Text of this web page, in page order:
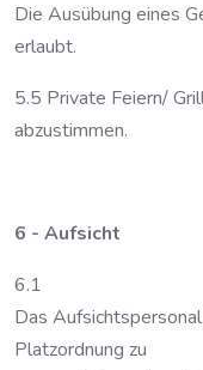
Die Ausübung eines
erlaubt.
5.5 Private Feiern/
abzustimmen.
6 - Aufsicht
6.1
Das
Platzordnung zu